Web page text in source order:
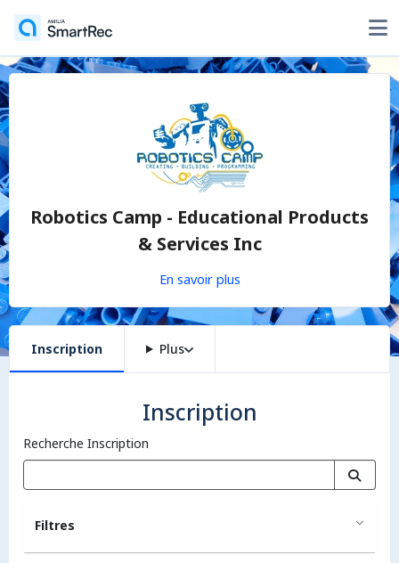
Robotics Camp - Educational Products
& Services Inc
En savoir plus
Inscription Plus
Inscription
Recherche Inscription
Filtres